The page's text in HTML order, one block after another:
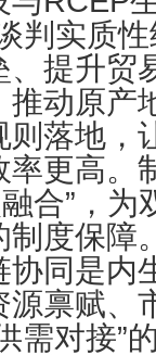
判实质
提升贸
动原产
落地，
更高。
合”，
制度保障
同是内
禀赋、
需对接”